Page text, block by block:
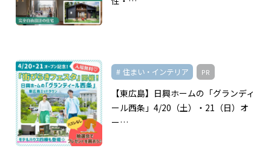
住まい・インテリア PR
【東広島】日興ホームの「グランディ
ール西条」4/20（土）・21（日）オ
ー…